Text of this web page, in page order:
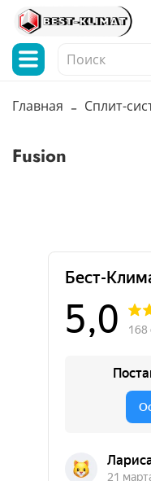
Главная Сплит-
Fusion